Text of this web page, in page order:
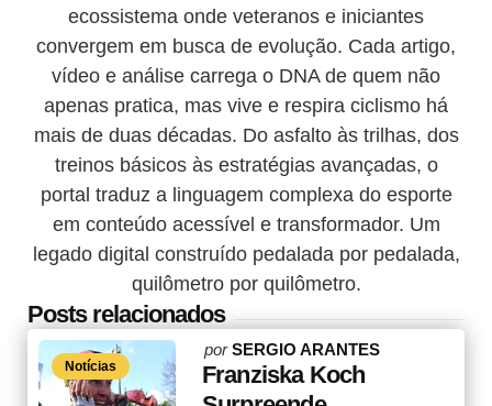
Posts relacionados
Notícias
Posted
by
porSERGIO ARANTES
Franziska Koch
ecossistema onde veteranos e iniciantes
convergem em busca de evolução. Cada artigo,
vídeo e análise carrega o DNA de quem não
apenas pratica, mas vive e respira ciclismo há
mais de duas décadas. Do asfalto às trilhas, dos
treinos básicos às estratégias avançadas, o
portal traduz a linguagem complexa do esporte
em conteúdo acessível e transformador. Um
legado digital construído pedalada por pedalada,
quilômetro por quilômetro.